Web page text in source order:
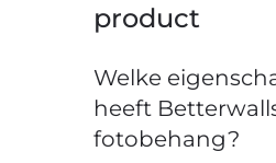
product
Welke
heeft
fotobehang?